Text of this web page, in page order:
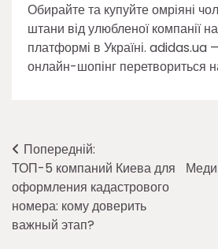
Обирайте та купуйте омріяні
штани від улюбленої компанії на
платформі в Україні. adidas.ua
онлайн-шопінг перетвориться
Навігація
записів
Попередній:
ТОП-5 компаний Киева для
оформления кадастрового
номера: кому доверить
важный этап?